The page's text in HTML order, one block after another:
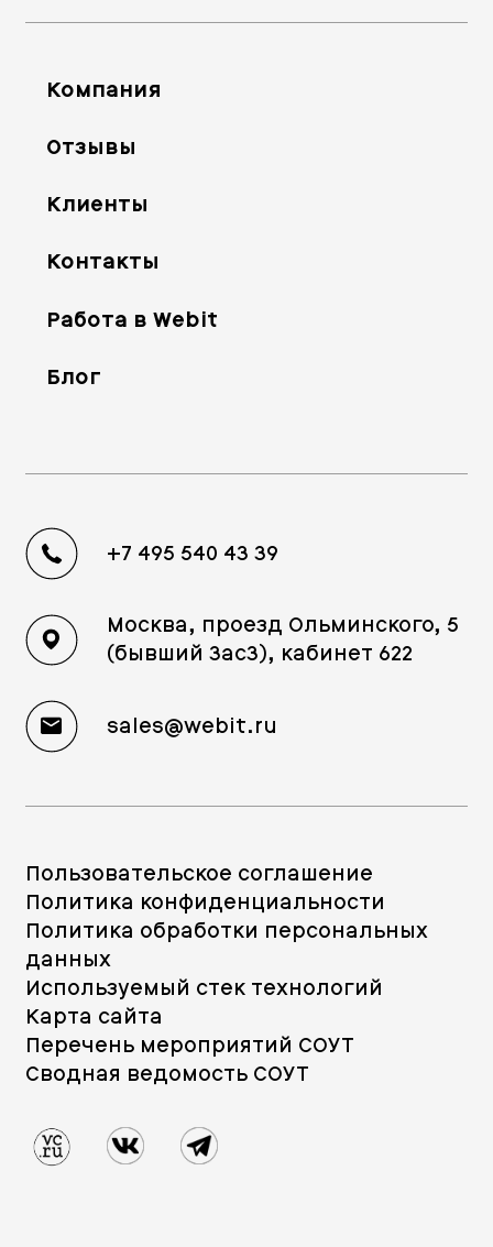
Компания
Отзывы
Клиенты
Контакты
Работа в Webit
Блог
+7 495 540 43 39
Москва, проезд Ольминского, 5
(бывший 3ас3), кабинет 622
sales@webit.ru
Пользовательское соглашение
Политика конфиденциальности
Политика обработки персональных
данных
Используемый стек технологий
Карта сайта
Перечень мероприятий СОУТ
Сводная ведомость СОУТ